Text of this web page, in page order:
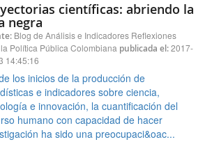
científicas: abriendo la
negra
Blog de Análisis e Indicadores Reflexiones
Política Pública Colombiana publicada el:2017-
14:45:16
los inicios de la producción de
e indicadores sobre ciencia,
e innovación, la cuantificación del
humano con capacidad de hacer
ha sido una preocupaci&oac...